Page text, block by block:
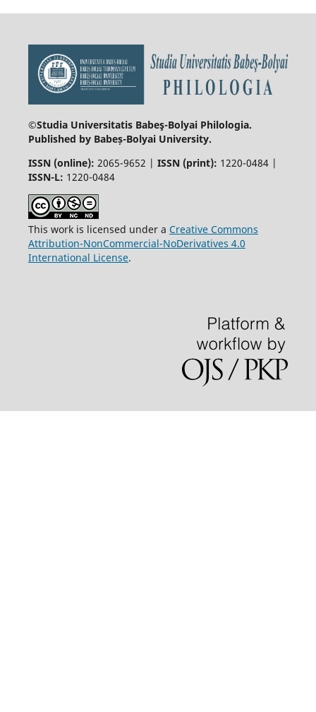
©Studia Universitatis Babeş-Bolyai Philologia.
Published by Babeș-Bolyai University.
ISSN (online): 2065-9652 | ISSN (print): 1220-0484 |
ISSN-L: 1220-0484
This work is licensed under a Creative Commons
Attribution-NonCommercial-NoDerivatives 4.0
International License.